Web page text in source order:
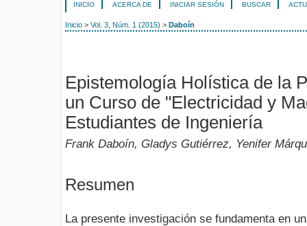
INICIO ACERCA DE INICIAR SESIÓN BUSCAR
Inicio > Vol. 3, Núm. 1 (2015) > Daboín
Epistemología Holística de la
un Curso de "Electricidad y
Estudiantes de Ingeniería
Frank Daboín, Gladys Gutiérrez, Yenifer
Resumen
La presente investigación se fundamenta en